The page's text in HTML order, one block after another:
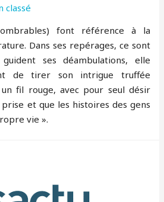
classé
font référence à la
Dans ses repérages, ce sont
ses déambulations, elle
de tirer son intrigue truffée
un fil rouge, avec pour seul désir
et que les histoires des gens
vie ».